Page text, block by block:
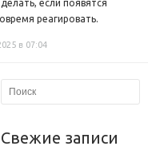
если появятся
реагировать.
в 07:04
Свежие записи